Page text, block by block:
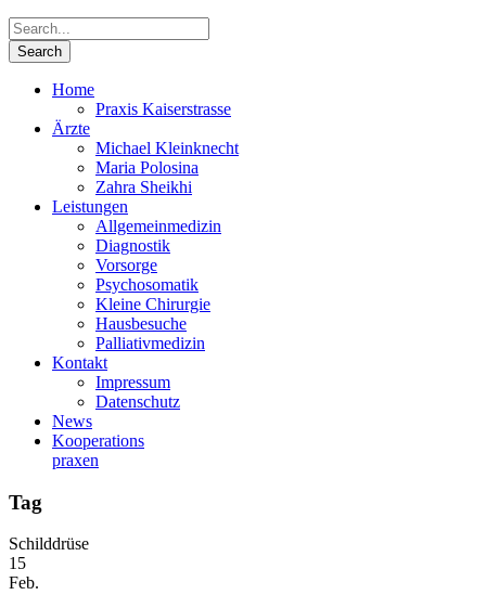
Home
Praxis Kaiserstrasse
Ärzte
Michael Kleinknecht
Maria Polosina
Zahra Sheikhi
Leistungen
Allgemeinmedizin
Diagnostik
Vorsorge
Psychosomatik
Kleine Chirurgie
Hausbesuche
Palliativmedizin
Kontakt
Impressum
Datenschutz
News
Kooperations­
praxen
Tag
Schilddrüse
15
Feb.